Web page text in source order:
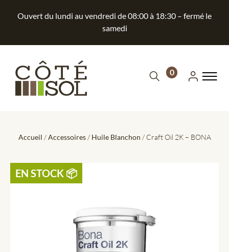
Ouvert du lundi au vendredi de 08:00 à 18:30 – fermé le
samedi
0
Accueil /Accessoires/ Huile Blanchon / Craft Oil 2K – BONA
EN STOCK ​📦